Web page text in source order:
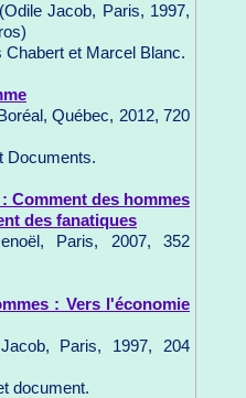
Jacob, Paris, 1997,
Chabert et Marcel Blanc.
Québec, 2012, 720
Documents.
: Comment des hommes
des fanatiques
Paris, 2007, 352
: Vers l'économie
Paris, 1997, 204
document.